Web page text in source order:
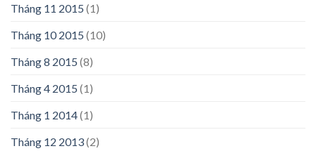
Tháng 11 2015 (1)
Tháng 10 2015 (10)
Tháng 8 2015 (8)
Tháng 4 2015 (1)
Tháng 1 2014(1)
Tháng 12 2013(2)